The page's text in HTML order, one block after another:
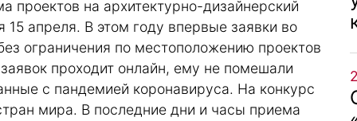
проектов на архитектурно-дизайнерский
15 апреля. В этом году впервые заявки во
ограничения по местоположению проектов
проходит онлайн, ему не помешали
с пандемией коронавируса. На конкурс
мира. В последние дни и часы приема